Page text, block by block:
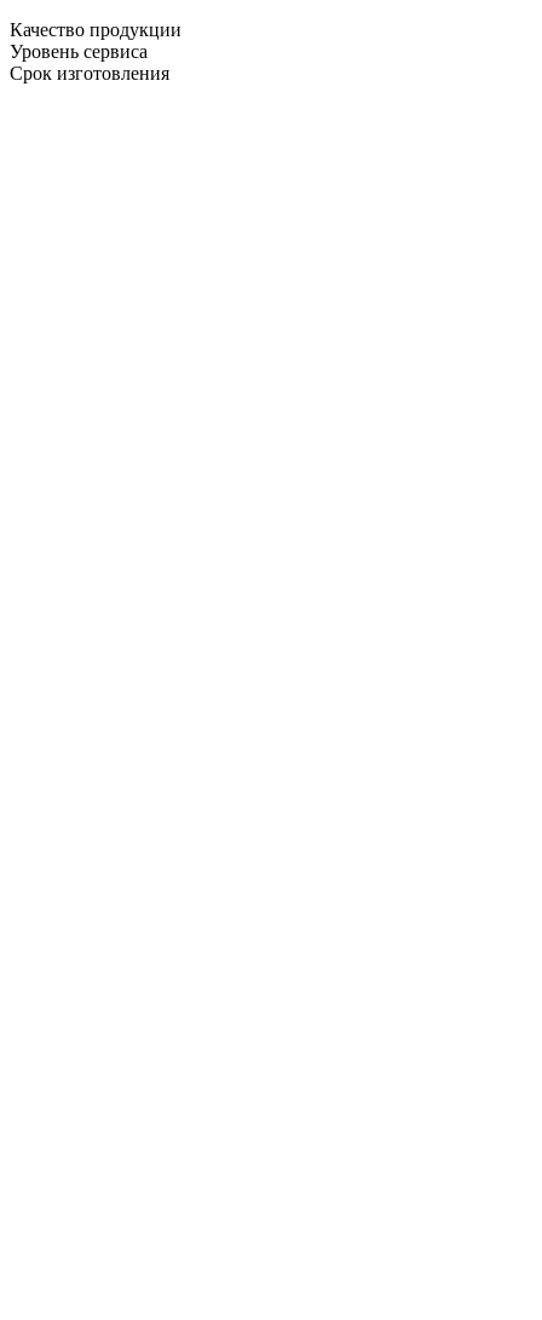
Качество продукции
Уровень сервиса
Срок изготовления